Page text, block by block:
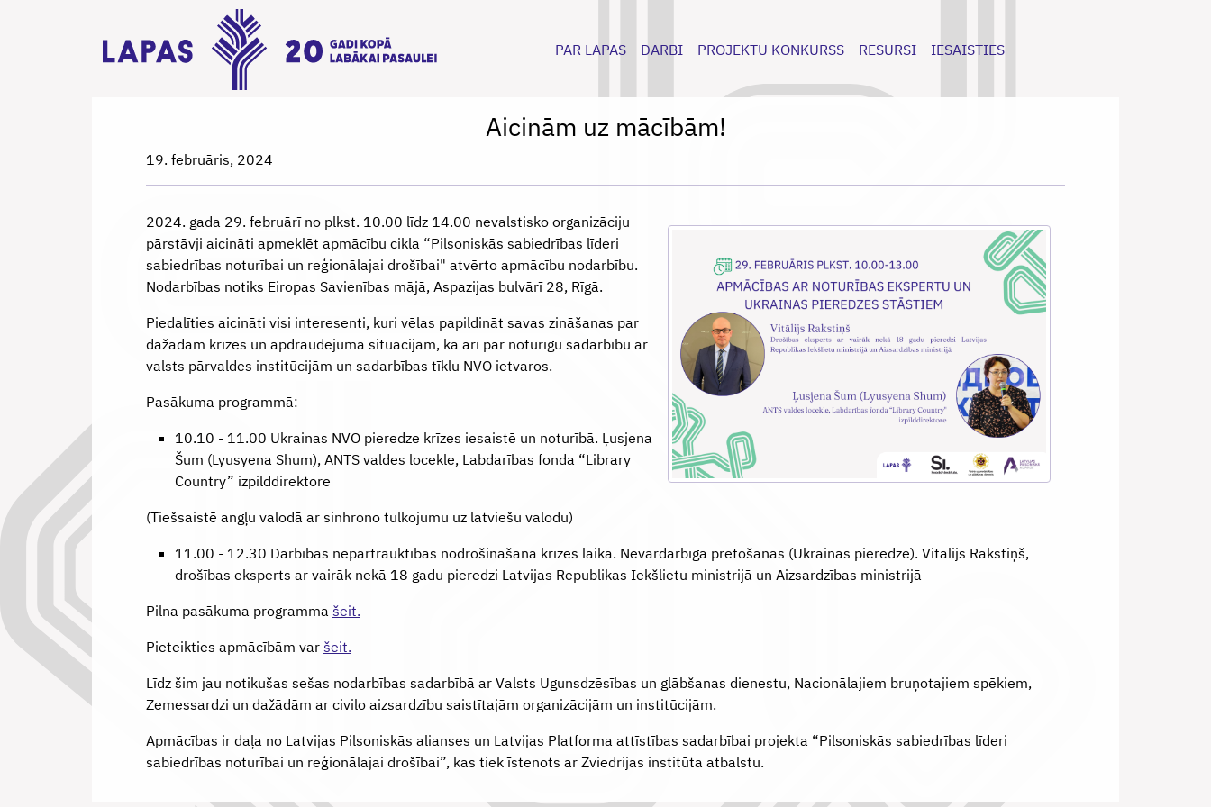
PAR LAPAS DARBI PROJEKTU KONKURSS RESURSI IESAISTIES
Aicinām uz mācībām!
19. februāris, 2024
2024. gada 29. februārī no plkst. 10.00 līdz 14.00 nevalstisko organizāciju
pārstāvji aicināti apmeklēt apmācību cikla “Pilsoniskās sabiedrības līderi
sabiedrības noturībai un reģionālajai drošībai" atvērto apmācību nodarbību.
Nodarbības notiks Eiropas Savienības mājā, Aspazijas bulvārī 28, Rīgā.
Piedalīties aicināti visi interesenti, kuri vēlas papildināt savas zināšanas par
dažādām krīzes un apdraudējuma situācijām, kā arī par noturīgu sadarbību ar
valsts pārvaldes institūcijām un sadarbības tīklu NVO ietvaros.
Pasākuma programmā:
10.10 - 11.00 Ukrainas NVO pieredze krīzes iesaistē un noturībā. Ļusjena
Šum (Lyusyena Shum), ANTS valdes locekle, Labdarības fonda “Library
Country” izpilddirektore
(Tiešsaistē angļu valodā ar sinhrono tulkojumu uz latviešu valodu)
11.00 - 12.30 Darbības nepārtrauktības nodrošināšana krīzes laikā. Nevardarbīga pretošanās (Ukrainas pieredze). Vitālijs Rakstiņš,
drošības eksperts ar vairāk nekā 18 gadu pieredzi Latvijas Republikas Iekšlietu ministrijā un Aizsardzības ministrijā
Pilna pasākuma programma šeit.
Pieteikties apmācībām var šeit.
Līdz šim jau notikušas sešas nodarbības sadarbībā ar Valsts Ugunsdzēsības un glābšanas dienestu, Nacionālajiem bruņotajiem spēkiem,
Zemessardzi un dažādām ar civilo aizsardzību saistītajām organizācijām un institūcijām.
Apmācības ir daļa no Latvijas Pilsoniskās alianses un Latvijas Platforma attīstības sadarbībai projekta “Pilsoniskās sabiedrības līderi
sabiedrības noturībai un reģionālajai drošībai”, kas tiek īstenots ar Zviedrijas institūta atbalstu.